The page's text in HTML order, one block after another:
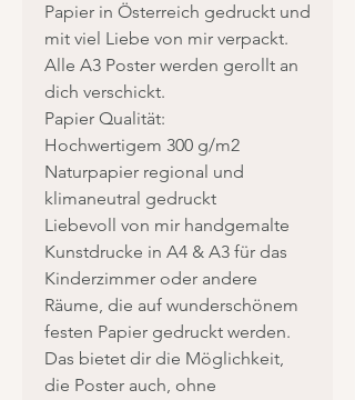
Papier in Österreich gedruckt und
mit viel Liebe von mir verpackt.
Alle A3 Poster werden gerollt an
dich verschickt.
Papier Qualität:
Hochwertigem 300 g/m2
Naturpapier regional und
klimaneutral gedruckt
Liebevoll von mir handgemalte
Kunstdrucke in A4 & A3 für das
Kinderzimmer oder andere
Räume, die auf wunderschönem
festen Papier gedruckt werden.
Das bietet dir die Möglichkeit,
die Poster auch, ohne